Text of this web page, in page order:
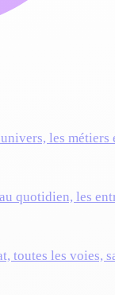
les
quotidien, les
toutes les voies,